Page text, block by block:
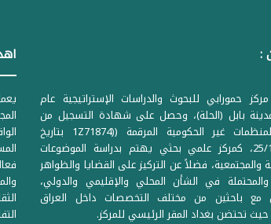
:
حمورابي للبحوث والدراسات الإستراتيجية عام
بمدينة بابل (الحلة)، وحصل على شهادة التسجيل من
دائرة المنظمات غير الحكومية المرقمة ((1Z71874 بتاريخ
25/12/2012، كمركز علمي بحثي يهتم بدراسة الموضوعات
والمجتمعية، فضلاً عن التركيز على القضايا والظواهر
والمحتملة في الشأن المحلي والإقليمي والدولي،
مع باحثين من مختلف التخصصات داخل العراق
حيث تحتضن بغداد المقر الرئيسي للمركز.